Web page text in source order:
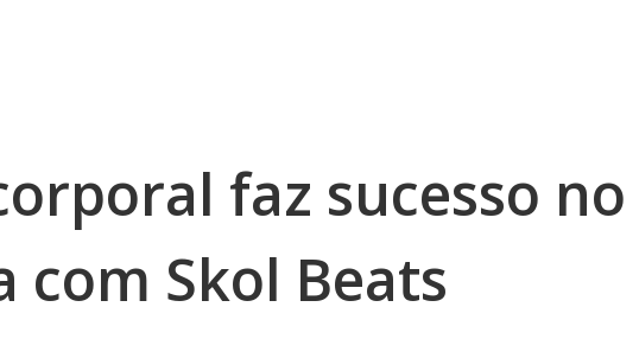
faz sucesso no
com Skol Beats